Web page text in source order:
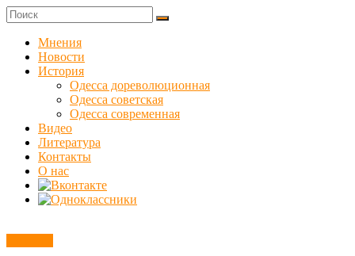
Skip
to
content
Куликовец
Сайт
одесского
сопротивления
Мнения
Новости
История
Одесса дореволюционная
Одесса советская
Одесса современная
Видео
Литература
Контакты
О нас